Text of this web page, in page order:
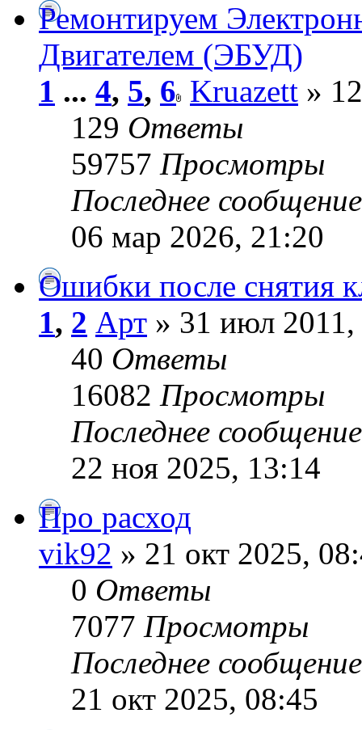
Ремонтируем
Двигателем (ЭБУД)
1 ... 4, 5, 6 Kruazett »
129 Ответы
59757 Просмотры
Последнее
06 мар 2026, 21:20
Ошибки после снятия
1, 2 Арт » 31 июл
40 Ответы
16082 Просмотры
Последнее
22 ноя 2025, 13:14
Про расход
vik92 » 21 окт 2025,
0 Ответы
7077 Просмотры
Последнее
21 окт 2025, 08:45